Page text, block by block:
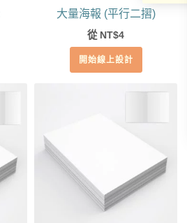
大量海報 (平行二摺)
從 NT$4
開始線上設計